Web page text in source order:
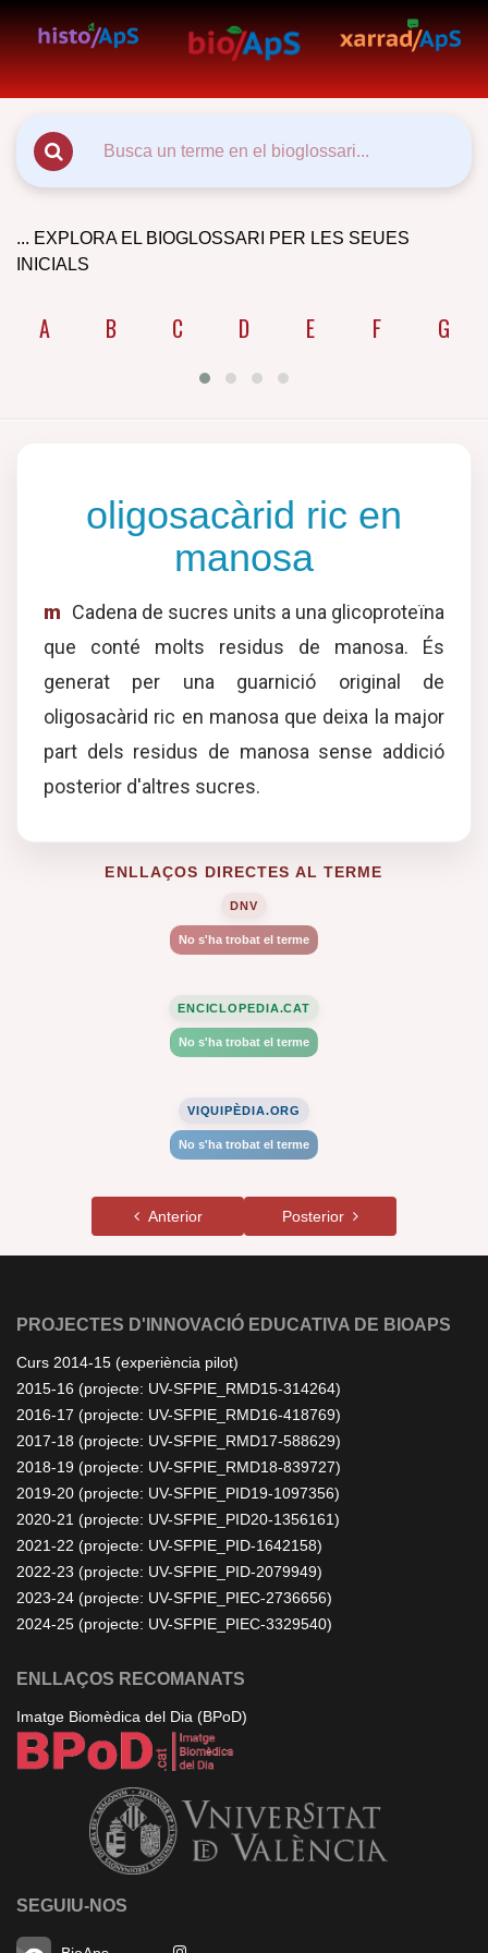
... EXPLORA EL BIOGLOSSARI PER LES SEUES
INICIALS
A B C D E F G
oligosacàrid ric en
manosa
m Cadena de sucres units a una glicoproteïna
que conté molts residus de manosa. És
generat per una guarnició original de
oligosacàrid ric en manosa que deixa la major
part dels residus de manosa sense addició
posterior d'altres sucres.
ENLLAÇOS DIRECTES AL TERME
DNV
No s'ha trobat el terme
ENCICLOPEDIA.CAT
No s'ha trobat el terme
VIQUIPÈDIA.ORG
No s'ha trobat el terme
Anterior Posterior
PROJECTES D'INNOVACIÓ EDUCATIVA DE BIOAPS
Curs 2014-15 (experiència pilot)
2015-16 (projecte: UV-SFPIE_RMD15-314264)
2016-17 (projecte: UV-SFPIE_RMD16-418769)
2017-18 (projecte: UV-SFPIE_RMD17-588629)
2018-19 (projecte: UV-SFPIE_RMD18-839727)
2019-20 (projecte: UV-SFPIE_PID19-1097356)
2020-21 (projecte: UV-SFPIE_PID20-1356161)
2021-22 (projecte: UV-SFPIE_PID-1642158)
2022-23 (projecte: UV-SFPIE_PID-2079949)
2023-24 (projecte: UV-SFPIE_PIEC-2736656)
2024-25 (projecte: UV-SFPIE_PIEC-3329540)
ENLLAÇOS RECOMANATS
Imatge Biomèdica del Dia (BPoD)
SEGUIU-NOS